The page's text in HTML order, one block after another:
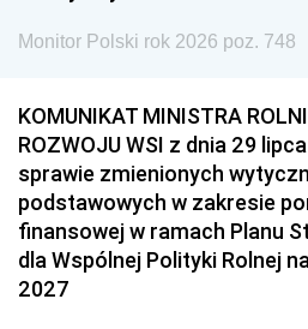
Monitor Polski rok 2026 poz. 748
KOMUNIKAT MINISTRA
ROZWOJU WSI z dnia 29
sprawie zmienionych
podstawowych w zakresie
finansowej w ramach Planu
dla Wspólnej Polityki Rolnej
2027